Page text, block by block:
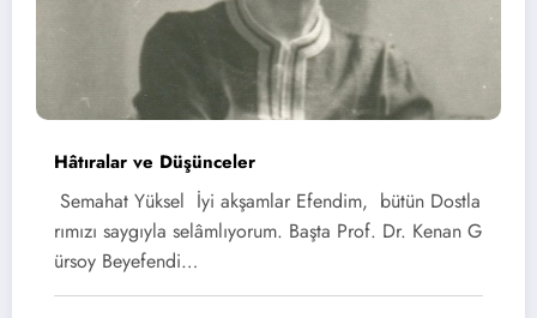
Hâtıralar ve Düşünceler
Semahat Yüksel İyi akşamlar Efendim, bütün Dostla
rımızı saygıyla selâmlıyorum. Başta Prof. Dr. Kenan G
ürsoy Beyefendi…